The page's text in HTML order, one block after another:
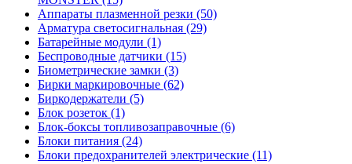
Аппараты плазменной резки (50)
Арматура светосигнальная (29)
Батарейные модули (1)
Беспроводные датчики (15)
Биометрические замки (3)
Бирки маркировочные (62)
Биркодержатели (5)
Блок розеток (1)
Блок-боксы топливозаправочные (6)
Блоки питания (24)
Блоки предохранителей электрические (11)